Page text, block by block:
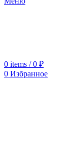
0 items / 0 ₽
0 Избранное